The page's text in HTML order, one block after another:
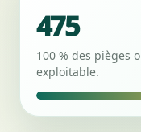
475
100 % des pièges
exploitable.